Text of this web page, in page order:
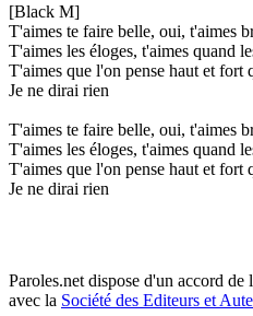
[Black M]
T'aimes te faire belle, oui, t'aimes
T'aimes les éloges, t'aimes quand
T'aimes que l'on pense haut et fort
Je ne dirai rien
T'aimes te faire belle, oui, t'aimes
T'aimes les éloges, t'aimes quand
T'aimes que l'on pense haut et fort
Je ne dirai rien
Paroles.net dispose d'un accord de
avec la Société des Editeurs et